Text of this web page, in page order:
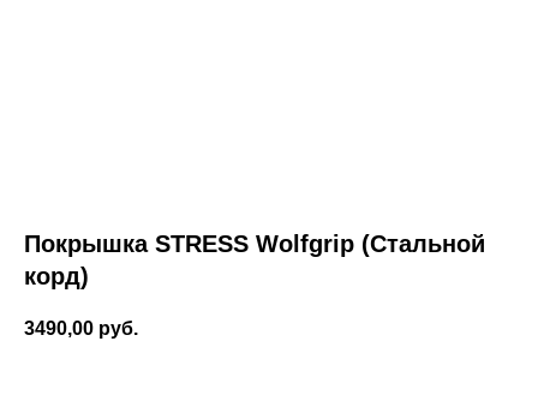
Покрышка STRESS Wolfgrip (Стальной
корд)
3490,00 руб.